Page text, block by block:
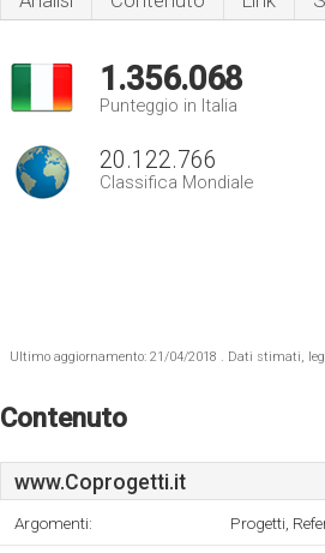
1.356.068
Punteggio in Italia
20.122.766
Classifica Mondiale
Ultimo aggiornamento: 21/04/2018 . Dati stimati,
Contenuto
www.Coprogetti.it
Argomenti: Progetti,